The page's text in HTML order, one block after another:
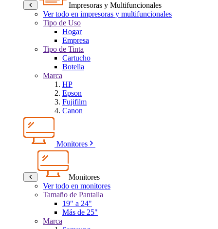
Impresoras y Multifuncionales
Ver todo en impresoras y multifuncionales
Tipo de Uso
Hogar
Empresa
Tipo de Tinta
Cartucho
Botella
Marca
HP
Epson
Fujifilm
Canon
Monitores
Monitores
Ver todo en monitores
Tamaño de Pantalla
19" a 24"
Más de 25"
Marca